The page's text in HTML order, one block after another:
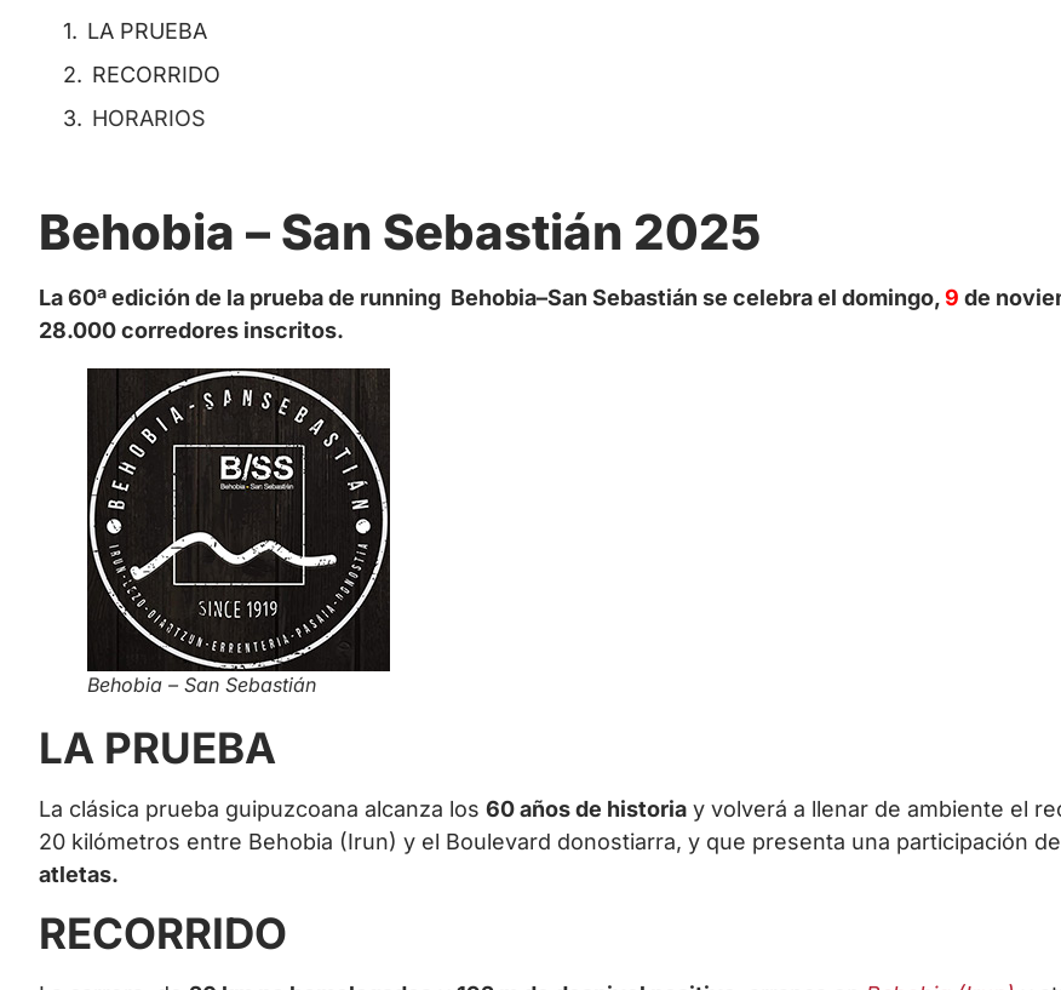
LA PRUEBA
RECORRIDO
HORARIOS
Behobia – San Sebastián 2025
La 60ª edición de la prueba de running Behobia–San Sebastián se celebra el domingo,9 de
28.000 corredores inscritos.
Behobia – San Sebastián
LA PRUEBA
La clásica prueba guipuzcoana alcanza los 60 años de historia y volverá a llenar de ambiente el
20 kilómetros entre Behobia (Irun) y el Boulevard donostiarra, y que presenta una participación de
atletas.
RECORRIDO